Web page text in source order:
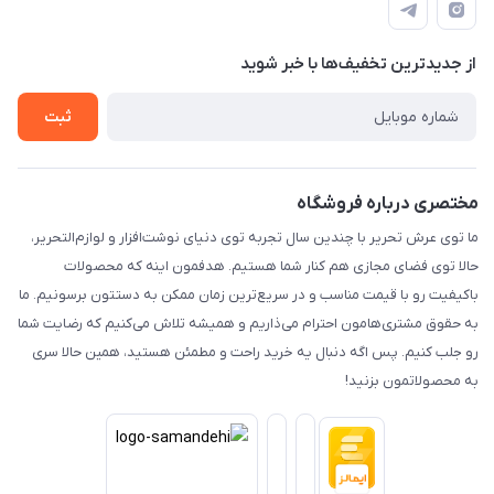
راهنما
رویه ارسال کالا
حریم خصوصی
تماس با ما
از جدید‌ترین تخفیف‌ها با‌ خبر شوید
ثبت
مختصری درباره فروشگاه
ما توی عرش تحریر با چندین سال تجربه توی دنیای نوشت‌افزار و لوازم‌التحریر،
حالا توی فضای مجازی هم کنار شما هستیم. هدفمون اینه که محصولات
باکیفیت رو با قیمت مناسب و در سریع‌ترین زمان ممکن به دستتون برسونیم. ما
به حقوق مشتری‌هامون احترام می‌ذاریم و همیشه تلاش می‌کنیم که رضایت شما
رو جلب کنیم. پس اگه دنبال یه خرید راحت و مطمئن هستید، همین حالا سری
به محصولاتمون بزنید!